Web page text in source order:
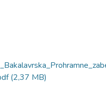
(2,37 MB)